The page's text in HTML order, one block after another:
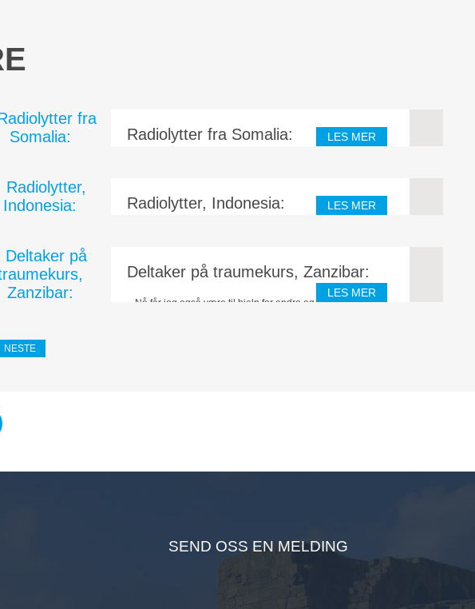
Radiolytter fra Somalia: LES MER
Radiolytter, Indonesia: LES MER
Deltaker på traumekurs, Zanzibar:
– Nå får jeg også være til hjelp for andre og de er svært
LES MER
NESTE
SEND OSS EN MELDING